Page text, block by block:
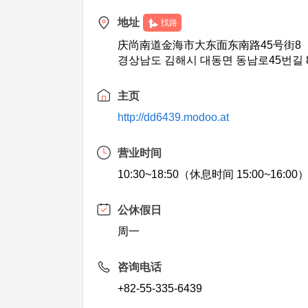
地址 找路
庆尚南道金海市大东面东南路45号街8
경상남도 김해시 대동면 동남로45번길
主页
http://dd6439.modoo.at
营业时间
10:30~18:50（休息时间 15:00~16:00
公休假日
周一
咨询电话
+82-55-335-6439